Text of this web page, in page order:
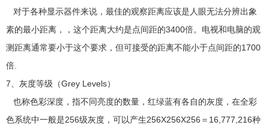
对于各种显示器件来说，最佳的观察距离应该是人眼无法分辨出象
素的最小距离，，这个距离大约是点间距的3400倍。电视和电脑的观
测距离通常要小于这个要求，但可接受的距离不能小于点间距的1700
倍.
7、灰度等级（Grey Levels）
也称色彩深度，指不同亮度的数量，红绿蓝有各自的灰度，在全彩
色系统中一般是256级灰度，可以产生256X256X256＝16,777,216种